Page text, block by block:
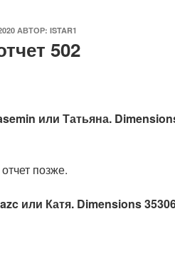
АВТОР: ISTAR1
502
или Татьяна.
позже.
или Катя. Dimensions